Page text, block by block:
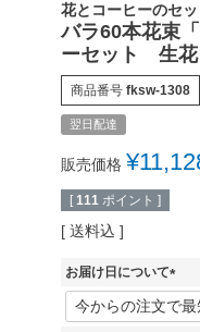
花とコーヒーのセッ
バラ60本花束
ーセット 生
商品番号 fksw-1308
翌日配達
販売価格 ¥
[ 111 ポイント ]
送料込
お届け日について
(
必